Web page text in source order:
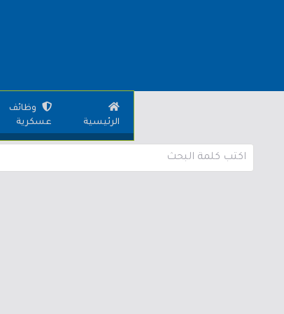
الرئيسية
وظائف
عسكرية